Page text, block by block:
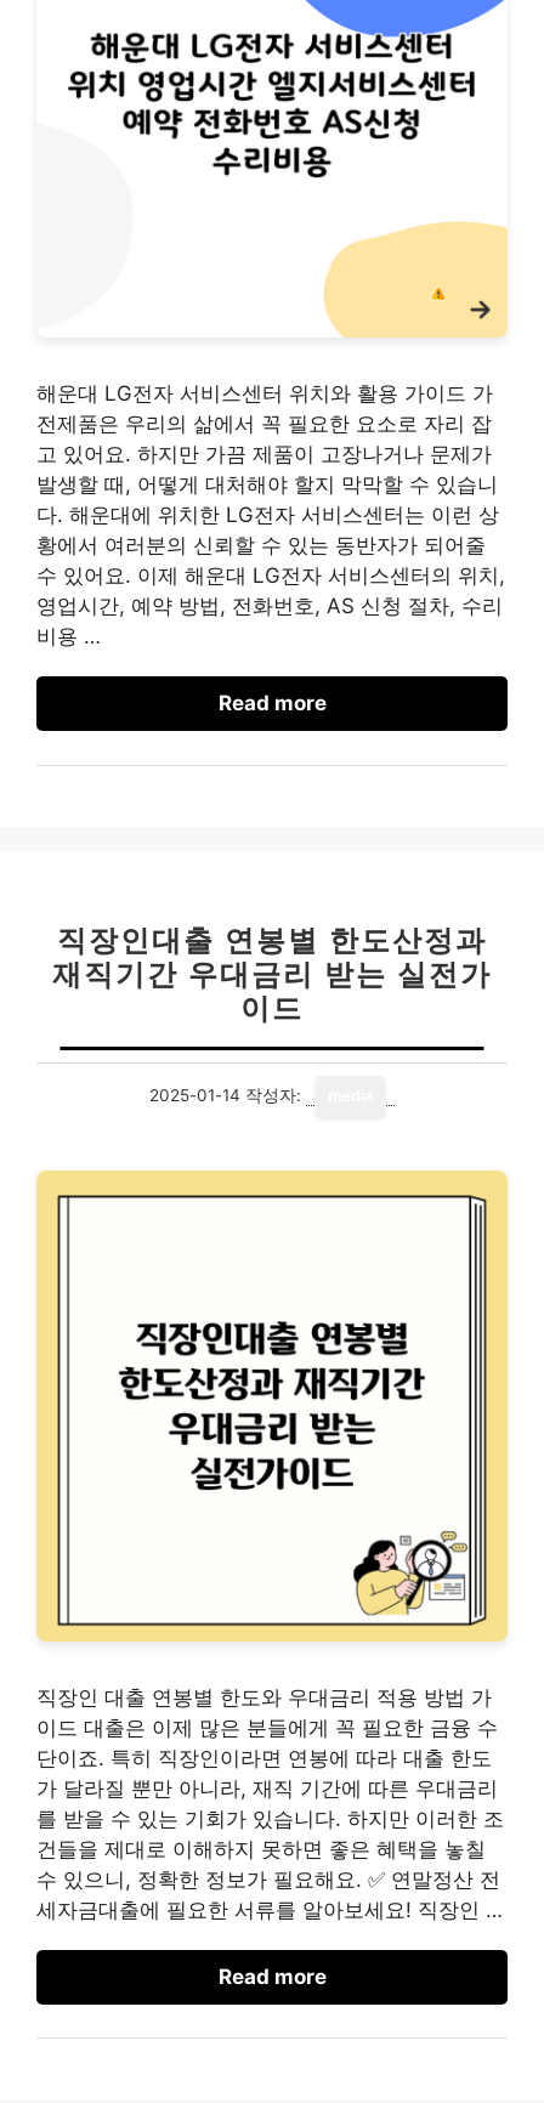
해운대 LG전자 서비스센터 위치와 활용 가이드 가
전제품은 우리의 삶에서 꼭 필요한 요소로 자리 잡
고 있어요. 하지만 가끔 제품이 고장나거나 문제가
발생할 때, 어떻게 대처해야 할지 막막할 수 있습니
다. 해운대에 위치한 LG전자 서비스센터는 이런 상
황에서 여러분의 신뢰할 수 있는 동반자가 되어줄
수 있어요. 이제 해운대 LG전자 서비스센터의 위치,
영업시간, 예약 방법, 전화번호, AS 신청 절차, 수리
비용 …
Read more
직장인대출 연봉별 한도산정과
재직기간 우대금리 받는 실전가
이드
2025-01-14 작성자:
직장인 대출 연봉별 한도와 우대금리 적용 방법 가
이드 대출은 이제 많은 분들에게 꼭 필요한 금융 수
단이죠. 특히 직장인이라면 연봉에 따라 대출 한도
가 달라질 뿐만 아니라, 재직 기간에 따른 우대금리
를 받을 수 있는 기회가 있습니다. 하지만 이러한 조
건들을 제대로 이해하지 못하면 좋은 혜택을 놓칠
수 있으니, 정확한 정보가 필요해요. ✅ 연말정산 전
세자금대출에 필요한 서류를 알아보세요! 직장인 …
Read more